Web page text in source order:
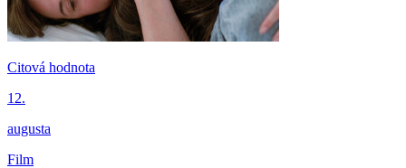
Citová hodnota
12.
augusta
Film